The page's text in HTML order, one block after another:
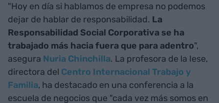
"Hoy en día si hablamos de empresa no podemos
dejar de hablar de responsabilidad. La
Responsabilidad Social Corporativa se ha
trabajado más hacia fuera que para adentro",
asegura Nuria Chinchilla. La profesora de la Iese,
directora del Centro Internacional Trabajo y
Familia, ha destacado en una conferencia a la
escuela de negocios que "cada vez más somos en